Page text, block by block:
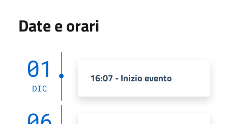
Date e orari
01
DIC
16:07 - Inizio evento